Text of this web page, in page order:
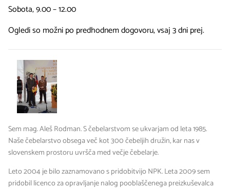
Sobota, 9.00 – 12.00
Ogledi so možni po predhodnem dogovoru, vsaj 3 dni prej.
Sem mag. Aleš Rodman. S čebelarstvom se ukvarjam od leta 1985.
Naše čebelarstvo obsega več kot 300 čebeljih družin, kar nas v
slovenskem prostoru uvršča med večje čebelarje.
Leto 2004 je bilo zaznamovano s pridobitvijo NPK. Leta 2009 sem
pridobil licenco za opravljanje nalog pooblaščenega preizkuševalca